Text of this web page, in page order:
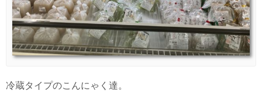
冷蔵タイプのこんにゃく達。